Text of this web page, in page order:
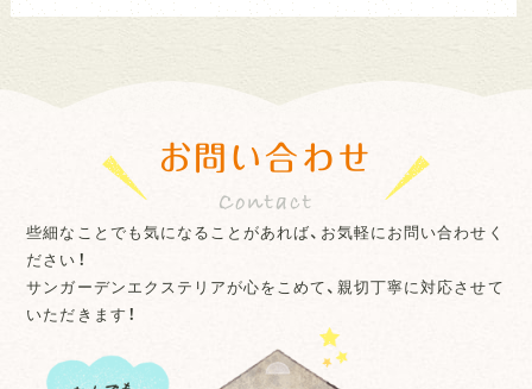
お問い合わせ
些細なことでも気になることがあれば、お気軽にお問い合わせく
ださい！
サンガーデンエクステリアが心をこめて、親切丁寧に対応させて
いただきます！